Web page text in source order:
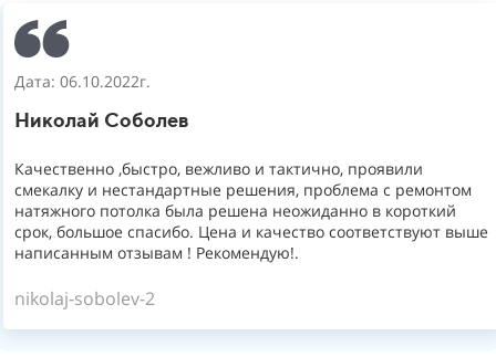
Дата: 06.10.2022г.
Николай Соболев
Качественно ,быстро, вежливо и тактично, проявили
смекалку и нестандартные решения, проблема с ремонтом
натяжного потолка была решена неожиданно в короткий
срок, большое спасибо. Цена и качество соответствуют выше
написанным отзывам ! Рекомендую!.
nikolaj-sobolev-2